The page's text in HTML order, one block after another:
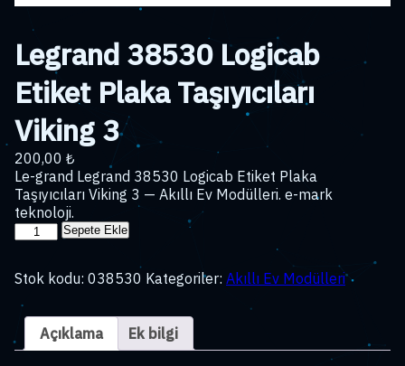
Legrand 38530 Logicab
Etiket Plaka Taşıyıcıları
Viking 3
200,00 ₺
Le-grand Legrand 38530 Logicab Etiket Plaka
Taşıyıcıları Viking 3 — Akıllı Ev Modülleri. e-mark
teknoloji.
Legrand
Etiket
Plaka
Taşıyıcıları
Viking
3
Sepete Ekle
Stok kodu: 038530 Kategoriler: Akıllı Ev Modülleri
Açıklama Ek bilgi